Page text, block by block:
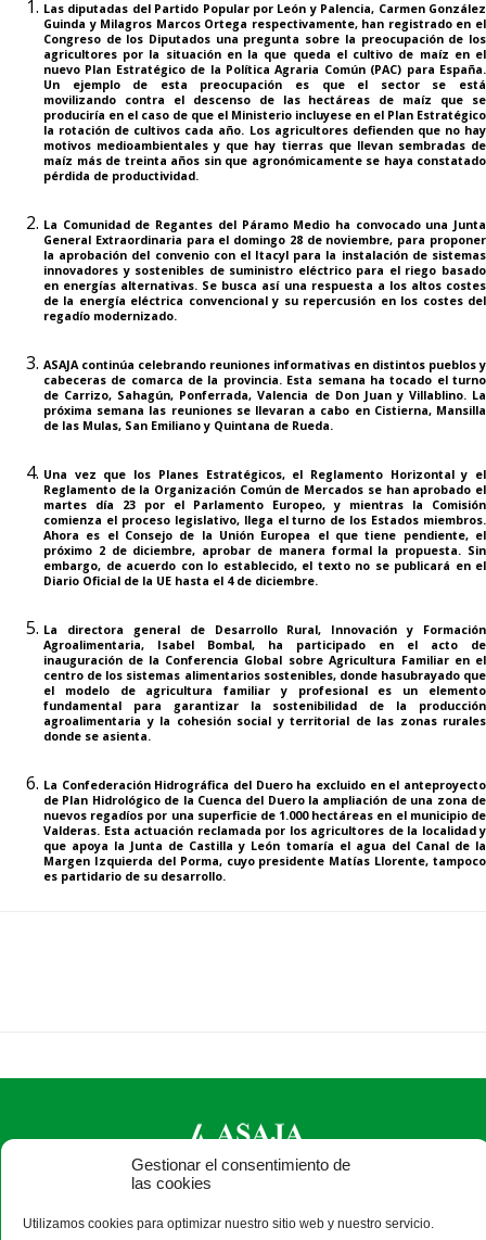
Gestionar el consentimiento de
las cookies
Utilizamos cookies para optimizar nuestro sitio web y nuestro servicio.
Las diputadas del Partido Popular por León y Palencia, Carmen González
Guinday Milagros Marcos Ortega respectivamente, han registrado en el
Congreso de los Diputados una pregunta sobre la preocupación de los
agricultores por la situación en la que queda el cultivo de maíz en el
nuevo Plan Estratégico de la Política Agraria Común (PAC) para España.
Un ejemplo de esta preocupación es que el sector se está
movilizando contra el descenso de las hectáreas de maíz que se
produciría en el caso de que el Ministerio incluyese en el Plan Estratégico
la rotación de cultivos cada año. Los agricultores defienden que no hay
motivos medioambientales y que hay tierras que llevan sembradas de
maíz más de treinta años sin que agronómicamente se haya constatado
pérdida de productividad.
La Comunidad de Regantes del Páramo Medio ha convocado una Junta
General Extraordinaria para el domingo 28 de noviembre, para proponer
la aprobación del convenio con el Itacyl para la instalación de sistemas
innovadores y sostenibles de suministro eléctrico para el riego basado
en energías alternativas. Se busca así una respuesta a los altos costes
de la energía eléctrica convencional y su repercusión en los costes del
regadío modernizado.
ASAJA continúa celebrando reuniones informativas en distintos pueblos y
cabeceras de comarca de la provincia. Esta semana ha tocado el turno
de Carrizo, Sahagún, Ponferrada, Valencia de Don Juan y Villablino. La
próxima semana las reuniones se llevaran a cabo en Cistierna, Mansilla
de las Mulas, San Emiliano y Quintana de Rueda.
Una vez que los Planes Estratégicos, el Reglamento Horizontal y el
Reglamento de la Organización Común de Mercados se han aprobado el
martes día 23 por el Parlamento Europeo, y mientras la Comisión
comienza el proceso legislativo, llega el turno de los Estados miembros.
Ahora es el Consejo de la Unión Europea el que tiene pendiente, el
próximo 2 de diciembre, aprobar de manera formal la propuesta. Sin
embargo, de acuerdo con lo establecido, el texto no se publicará en el
Diario Oficial de la UE hasta el 4 de diciembre.
La directora general de Desarrollo Rural, Innovación y Formación
Agroalimentaria, Isabel Bombal, ha participado en el acto de
inauguración de la Conferencia Global sobre Agricultura Familiaren el
centro de los sistemas alimentarios sostenibles, donde hasubrayado que
el modelo de agricultura familiar y profesional es un elemento
fundamental para garantizar la sostenibilidad de la producción
agroalimentaria y la cohesión social y territorial de las zonas rurales
donde se asienta.
La Confederación Hidrográfica del Duero ha excluido en el anteproyecto
de Plan Hidrológico de la Cuenca del Duero la ampliación de una zona de
nuevos regadíos por una superficie de 1.000 hectáreas en el municipio de
Valderas. Esta actuación reclamada por los agricultores de la localidad y
que apoya la Junta de Castilla y León tomaría el agua del Canal de la
Margen Izquierda del Porma, cuyo presidente Matías Llorente, tampoco
es partidario de su desarrollo.
ASAJA León - Jóvenes Agricultores